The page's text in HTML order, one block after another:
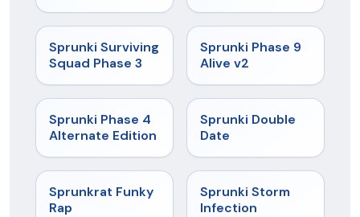
★ 4.7
Sprunki Surviving
Squad Phase 3
★ 4.6
Sprunki Phase 9
Alive v2
★ 4.7
Sprunki Phase 4
Alternate Edition
★ 4.5
Sprunki Double
Date
★ 4.7
Sprunkrat Funky
Rap
★
Sprunki Storm
Infection